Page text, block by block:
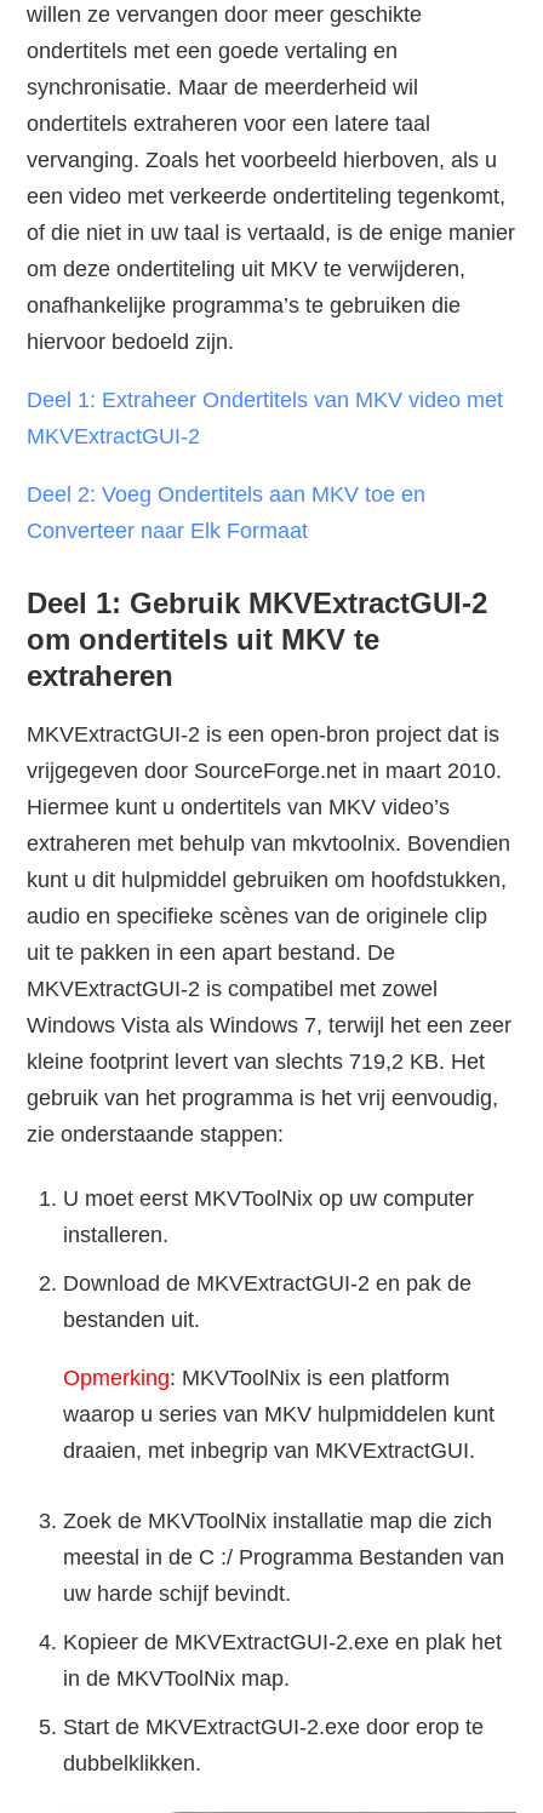
willen ze vervangen door meer geschikte
ondertitels met een goede vertaling en
synchronisatie. Maar de meerderheid wil
ondertitels extraheren voor een latere taal
vervanging. Zoals het voorbeeld hierboven, als u
een video met verkeerde ondertiteling tegenkomt,
of die niet in uw taal is vertaald, is de enige manier
om deze ondertiteling uit MKV te verwijderen,
onafhankelijke programma’s te gebruiken die
hiervoor bedoeld zijn.
Deel 1: Extraheer Ondertitels van MKV video met
MKVExtractGUI-2
Deel 2: Voeg Ondertitels aan MKV toe en
Converteer naar Elk Formaat
Deel 1: Gebruik MKVExtractGUI-2
om ondertitels uit MKV te
extraheren
MKVExtractGUI-2 is een open-bron project dat is
vrijgegeven door SourceForge.net in maart 2010.
Hiermee kunt u ondertitels van MKV video’s
extraheren met behulp van mkvtoolnix. Bovendien
kunt u dit hulpmiddel gebruiken om hoofdstukken,
audio en specifieke scènes van de originele clip
uit te pakken in een apart bestand. De
MKVExtractGUI-2 is compatibel met zowel
Windows Vista als Windows 7, terwijl het een zeer
kleine footprint levert van slechts 719,2 KB. Het
gebruik van het programma is het vrij eenvoudig,
zie onderstaande stappen:
U moet eerst MKVToolNix op uw computer
installeren.
Download de MKVExtractGUI-2 en pak de
bestanden uit.
Opmerking: MKVToolNix is een platform
waarop u series van MKV hulpmiddelen kunt
draaien, met inbegrip van MKVExtractGUI.
Zoek de MKVToolNix installatie map die zich
meestal in de C :/ Programma Bestanden van
uw harde schijf bevindt.
Kopieer de MKVExtractGUI-2.exe en plak het
in de MKVToolNix map.
Start de MKVExtractGUI-2.exe door erop te
dubbelklikken.